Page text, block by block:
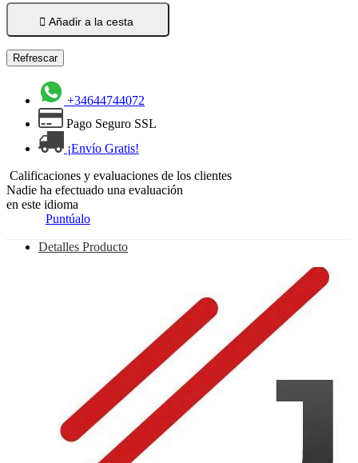
 Añadir a la cesta
+34644744072
Pago Seguro SSL
¡Envío Gratis!
Calificaciones y evaluaciones de los clientes
Nadie ha efectuado una evaluación
en este idioma
Puntúalo
Detalles Producto